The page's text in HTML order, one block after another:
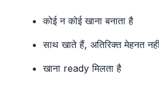
कोई न कोई खाना बनाता है
साथ खाते हैं, अतिरिक्त मेहनत
खाना ready मिलता है